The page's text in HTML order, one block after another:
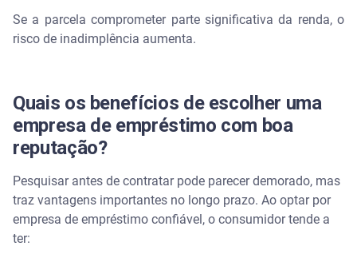
Se a parcela comprometer parte significativa da renda, o
risco de inadimplência aumenta.
Quais os benefícios de escolher uma
empresa de empréstimo com boa
reputação?
Pesquisar antes de contratar pode parecer demorado, mas
traz vantagens importantes no longo prazo. Ao optar por
empresa de empréstimo confiável, o consumidor tende a
ter: